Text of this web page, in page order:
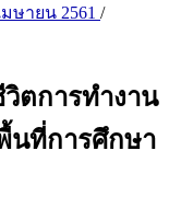
ษายน 2561 /
ตการทำงาน
นที่การศึกษา